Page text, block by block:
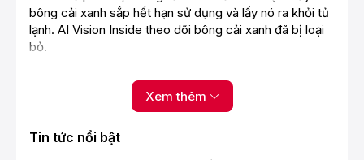
Chế độ AI Energy
trước, ứng dụng SmartThings sẽ nhắc bạn kích hoạt
Xem thêm
Tin tức nổi bật